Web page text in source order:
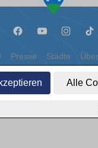
Alle
Presse Städte
Datenschutz Cookies
| 1A Infosysteme GmbH |